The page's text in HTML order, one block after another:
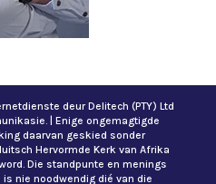
deur Delitech (PTY) Ltd
| Enige ongemagtigde
daarvan geskied sonder
Hervormde Kerk van Afrika
Die standpunte en menings
nie noodwendig dié van die